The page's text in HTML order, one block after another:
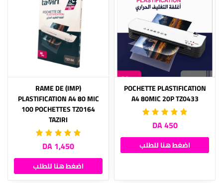
POCHETTE PLASTIFICATION
A4 80MIC 20P TZ0433
450 DA
اضغط هنا للطلب
(IMP) RAME DE
PLASTIFICATION A4 80 MIC
100 POCHETTES TZ0164
TAZIRI
1,450 DA
اضغط هنا للطلب